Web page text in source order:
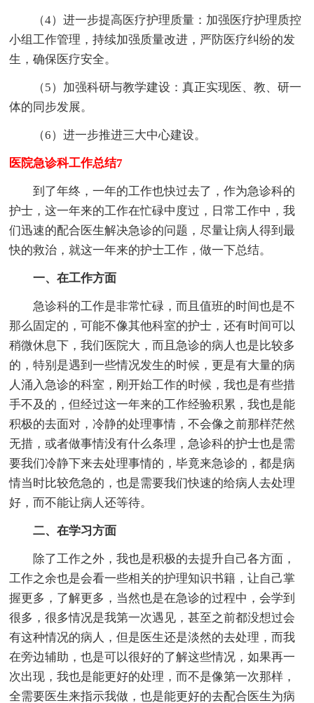
（4）进一步提高医疗护理质量：加强医疗护理质控
小组工作管理，持续加强质量改进，严防医疗纠纷的发
生，确保医疗安全。
（5）加强科研与教学建设：真正实现医、教、研一
体的同步发展。
（6）进一步推进三大中心建设。
医院急诊科工作总结7
到了年终，一年的工作也快过去了，作为急诊科的
护士，这一年来的工作在忙碌中度过，日常工作中，我
们迅速的配合医生解决急诊的问题，尽量让病人得到最
快的救治，就这一年来的护士工作，做一下总结。
一、在工作方面
急诊科的工作是非常忙碌，而且值班的时间也是不
那么固定的，可能不像其他科室的护士，还有时间可以
稍微休息下，我们医院大，而且急诊的病人也是比较多
的，特别是遇到一些情况发生的时候，更是有大量的病
人涌入急诊的科室，刚开始工作的时候，我也是有些措
手不及的，但经过这一年来的工作经验积累，我也是能
积极的去面对，冷静的处理事情，不会像之前那样茫然
无措，或者做事情没有什么条理，急诊科的护士也是需
要我们冷静下来去处理事情的，毕竟来急诊的，都是病
情当时比较危急的，也是需要我们快速的给病人去处理
好，而不能让病人还等待。
二、在学习方面
除了工作之外，我也是积极的去提升自己各方面，
工作之余也是会看一些相关的护理知识书籍，让自己掌
握更多，了解更多，当然也是在急诊的过程中，会学到
很多，很多情况是我第一次遇见，甚至之前都没想过会
有这种情况的病人，但是医生还是淡然的去处理，而我
在旁边辅助，也是可以很好的了解这些情况，如果再一
次出现，我也是能更好的处理，而不是像第一次那样，
全需要医生来指示我做，也是能更好的去配合医生为病